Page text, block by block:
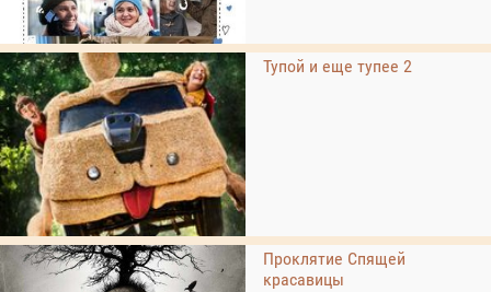
Тупой и еще тупее 2
Проклятие Спящей
красавицы